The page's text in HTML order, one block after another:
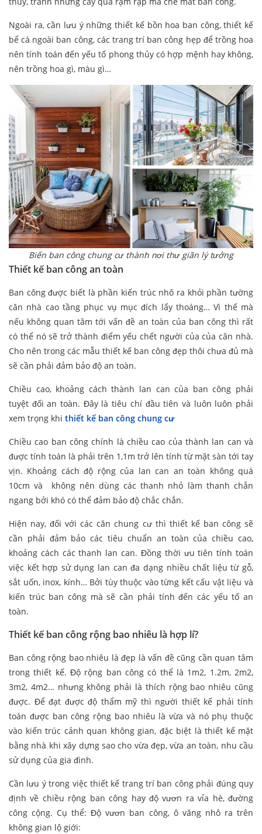
Ngoài ra, cần lưu ý những thiết kế bồn hoa ban công, thiết kế
bể cá ngoài ban công, các trang trí ban công hẹp để trồng hoa
nên tính toán đến yếu tố phong thủy có hợp mệnh hay không,
nên trồng hoa gì, màu gì…
Biến ban công chung cư thành nơi thư giãn lý tưởng
Thiết kế ban công an toàn
Ban công được biết là phần kiến trúc nhô ra khỏi phần tường
căn nhà cao tầng phục vụ mục đích lấy thoáng… Vì thế mà
nếu không quan tâm tới vấn đề an toàn của ban công thì rất
có thể nó sẽ trở thành điểm yếu chết người của của căn nhà.
Cho nên trong các mẫu thiết kế ban công đẹp thôi chưa đủ mà
sẽ cần phải đảm bảo độ an toàn.
Chiều cao, khoảng cách thành lan can của ban công phải
tuyệt đối an toàn. Đây là tiêu chí đầu tiên và luôn luôn phải
xem trọng khi thiết kế ban công chung cư
Chiều cao ban công chính là chiều cao của thành lan can và
được tính toán là phải trên 1,1m trở lên tính từ mặt sàn tới tay
vịn. Khoảng cách độ rộng của lan can an toàn không quá
10cm và không nên dùng các thanh nhỏ làm thanh chắn
ngang bởi khó có thể đảm bảo độ chắc chắn.
Hiện nay, đối với các căn chung cư thì thiết kế ban công sẽ
cần phải đảm bảo các tiêu chuẩn an toàn của chiều cao,
khoảng cách các thanh lan can. Đồng thời ưu tiên tính toán
việc kết hợp sử dụng lan can đa dạng nhiều chất liệu từ gỗ,
sắt uốn, inox, kính… Bởi tùy thuộc vào từng kết cấu vật liệu và
kiến trúc ban công mà sẽ cần phải tính đến các yếu tố an
toàn.
Thiết kế ban công rộng bao nhiêu là hợp lí?
Ban công rộng bao nhiêu là đẹp là vấn đề cũng cần quan tâm
trong thiết kế. Độ rộng ban công có thể là 1m2, 1.2m, 2m2,
3m2, 4m2… nhưng không phải là thích rộng bao nhiêu cũng
được. Để đạt được độ thẩm mỹ thì người thiết kế phải tính
toán được ban công rộng bao nhiêu là vừa và nó phụ thuộc
vào kiến trúc cảnh quan không gian, đặc biệt là thiết kế mặt
bằng nhà khi xây dựng sao cho vừa đẹp, vừa an toàn, nhu cầu
sử dụng của gia đình.
Cần lưu ý trong việc thiết kế trang trí ban công phải đúng quy
định về chiều rộng ban công hay độ vươn ra vỉa hè, đường
công cộng. Cụ thể: Độ vươn ban công, ô văng nhô ra trên
không gian lộ giới: